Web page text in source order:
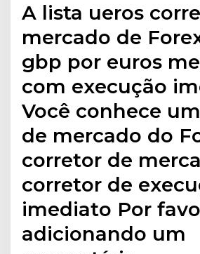
A lista ueros
mercado de
gbp por euros
com execução
Você conhece
de mercado do
corretor de
corretor de
imediato Por
adicionando um